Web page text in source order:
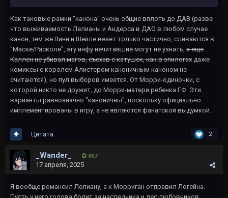
Как таковые рамки "канона" очень общие вплоть до ДАВ (разве
что выживаемость Лелианы и Андерса в ДАО в любом случае
канон, тем же Винн и Шейле везет только частично, сливаются в
"Маске/Расколе", эту инфу нечитавшие могут не узнать, а еще
Каллен не убивал магов, съехав с катушек, как в эпилогах даже
комиксы с королем Алистером каноничным каноном не
считаются), но пул выборов имеется. От Морри-одиночки, с
которой никто не дружит, до Морри-матери ребенка ГФ. Эти
варианты равнозначно "каноничны", поскольку официально
имплементированы в игру, а не являются фанатской выдумкой.
2
Цитата
_Wander_ 867
17 апреля, 2025
Я вообще романсил Лелиану, а к Морриган отправил Логейна.